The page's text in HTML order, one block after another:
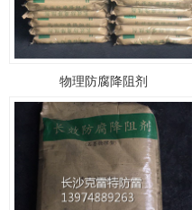
物理防腐降阻剂